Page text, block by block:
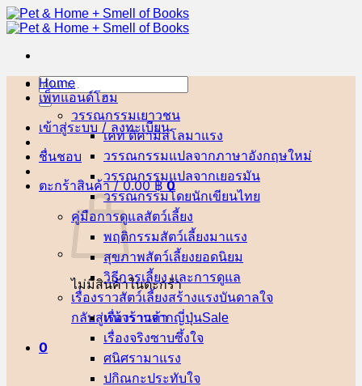
ข้าม
ไป
เนื้อหา
ค้นหา:
เข้าสู่ระบบ / ลงทะเบียน
ชื่นชอบ
ตะกร้าสินค้า /0.00฿ 0
ไม่มีสินค้าในตะกร้า
กลับสู่หน้าร้านค้า
0
Home
เพ็ทแอนด์โฮม
วรรณกรรมเยาวชน
เคท ดิคามิลโล
วรรณกรรมแปลจากภาษาอังกฤษ
วรรณกรรมแปลจากเยอรมัน
วรรณกรรมโดยนักเขียนไทย
คู่มือการดูแลสัตว์เลี้ยง
พฤติกรรมสัตว์เลี้ยง
สุขภาพสัตว์เลี้ยง
วิธีการเลี้ยง และการดูแล
เรื่องราวสัตว์เลี้ยงสร้างแรงบันดาลใจ
เรื่องราวจากญี่ปุ่น
เรื่องจริงซาบซึ้งใจ
ศนิศรา
ปกิณกะประทับใจ